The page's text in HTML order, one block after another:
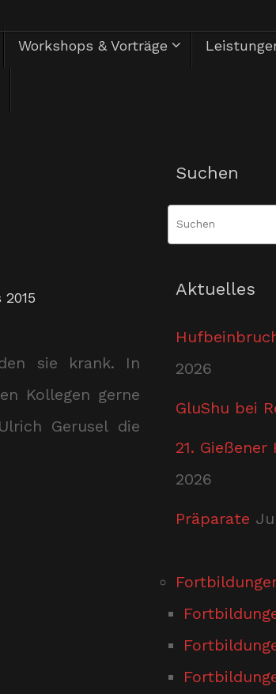
Workshops & Vorträge
sie krank. In
Kollegen gerne
Gerusel die
Suchen
Aktuelles
2026
GluShu bei
21.
2026
Präparate